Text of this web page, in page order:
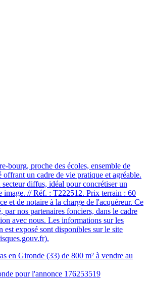
bourg, proche des écoles, ensemble de
offrant un cadre de vie pratique et agréable.
diffus, idéal pour concrétiser un
image. // Réf. : T222512. Prix terrain : 60
et de notaire à la charge de l'acquéreur. Ce
par nos partenaires fonciers, dans le cadre
avec nous. Les informations sur les
est exposé sont disponibles sur le site